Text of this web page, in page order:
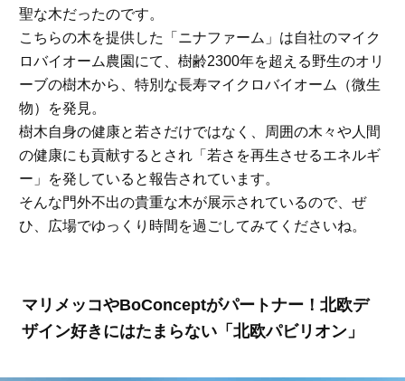
聖な木だったのです。
こちらの木を提供した「ニナファーム」は自社のマイク
ロバイオーム農園にて、樹齢2300年を超える野生のオリ
ーブの樹木から、特別な長寿マイクロバイオーム（微生
物）を発見。
樹木自身の健康と若さだけではなく、周囲の木々や人間
の健康にも貢献するとされ「若さを再生させるエネルギ
ー」を発していると報告されています。
そんな門外不出の貴重な木が展示されているので、ぜ
ひ、広場でゆっくり時間を過ごしてみてくださいね。
マリメッコやBoConceptがパートナー！北欧デ
ザイン好きにはたまらない「北欧パビリオン」